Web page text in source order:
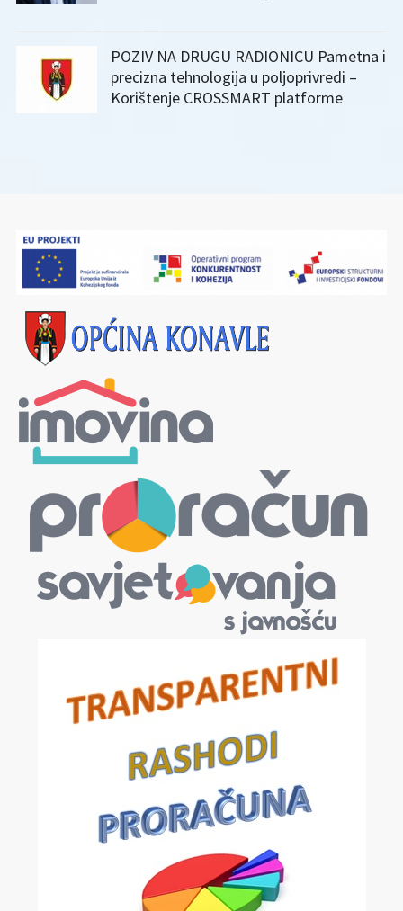
POZIV NA DRUGU RADIONICU Pametna i
precizna tehnologija u poljoprivredi –
Korištenje CROSSMART platforme